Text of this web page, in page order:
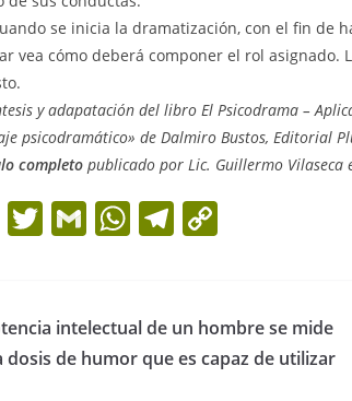
se inicia la dramatización, con el fin de
vea cómo deberá componer el rol
y adapatación del libro El Psicodrama –
psicodramático» de Dalmiro Bustos, Editorial
completo publicado por Lic. Guillermo Vilaseca
F
e
b
T
er
G
l
W
s
A
T
gr
a
y
Li
intelectual de un hombre se mide
dosis de humor que es capaz de utilizar